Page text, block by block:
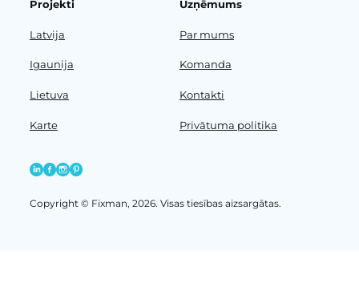
Projekti
Latvija
Igaunija
Lietuva
Karte
Uzņēmums
Par mums
Komanda
Kontakti
Privātuma politika
Copyright © Fixman, 2026. Visas tiesības aizsargātas.